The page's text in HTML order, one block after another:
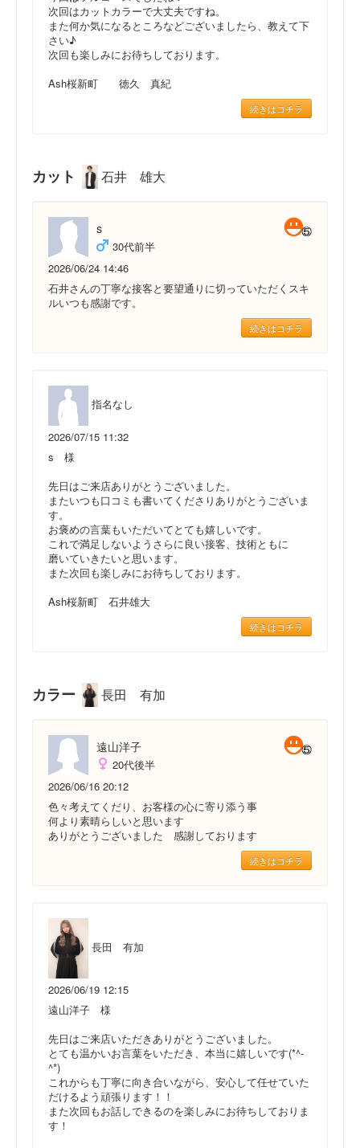
次回はカットカラーで大丈夫ですね。
また何か気になるところなどございましたら、教えて下
さい♪
次回も楽しみにお待ちしております。
Ash桜新町 徳久 真紀
続きはコチラ
カット 石井 雄大
s
30代前半
2026/06/24 14:46
石井さんの丁寧な接客と要望通りに切っていただくスキ
ルいつも感謝です。
続きはコチラ
指名なし
2026/07/15 11:32
s 様
先日はご来店ありがとうございました。
またいつも口コミも書いてくださりありがとうございま
す。
お褒めの言葉もいただいてとても嬉しいです。
これで満足しないようさらに良い接客、技術ともに
磨いていきたいと思います。
また次回も楽しみにお待ちしております。
Ash桜新町 石井雄大
続きはコチラ
カラー 長田 有加
遠山洋子
20代後半
2026/06/16 20:12
色々考えてくだり、お客様の心に寄り添う事
何より素晴らしいと思います
ありがとうございました 感謝しております
続きはコチラ
長田 有加
2026/06/19 12:15
遠山洋子 様
先日はご来店いただきありがとうございました。
とても温かいお言葉をいただき、本当に嬉しいです(*^-
^*)
これからも丁寧に向き合いながら、安心して任せていた
だけるよう頑張ります！！
また次回もお話しできるのを楽しみにお待ちしておりま
す！